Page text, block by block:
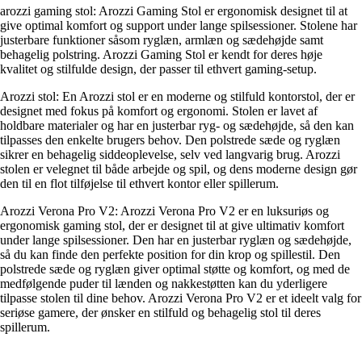
arozzi gaming stol: Arozzi Gaming Stol er ergonomisk designet til at
give optimal komfort og support under lange spilsessioner. Stolene har
justerbare funktioner såsom ryglæn, armlæn og sædehøjde samt
behagelig polstring. Arozzi Gaming Stol er kendt for deres høje
kvalitet og stilfulde design, der passer til ethvert gaming-setup.
Arozzi stol: En Arozzi stol er en moderne og stilfuld kontorstol, der er
designet med fokus på komfort og ergonomi. Stolen er lavet af
holdbare materialer og har en justerbar ryg- og sædehøjde, så den kan
tilpasses den enkelte brugers behov. Den polstrede sæde og ryglæn
sikrer en behagelig siddeoplevelse, selv ved langvarig brug. Arozzi
stolen er velegnet til både arbejde og spil, og dens moderne design gør
den til en flot tilføjelse til ethvert kontor eller spillerum.
Arozzi Verona Pro V2: Arozzi Verona Pro V2 er en luksuriøs og
ergonomisk gaming stol, der er designet til at give ultimativ komfort
under lange spilsessioner. Den har en justerbar ryglæn og sædehøjde,
så du kan finde den perfekte position for din krop og spillestil. Den
polstrede sæde og ryglæn giver optimal støtte og komfort, og med de
medfølgende puder til lænden og nakkestøtten kan du yderligere
tilpasse stolen til dine behov. Arozzi Verona Pro V2 er et ideelt valg for
seriøse gamere, der ønsker en stilfuld og behagelig stol til deres
spillerum.